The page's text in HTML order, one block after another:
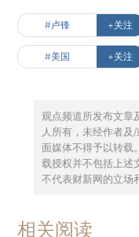
#卢锋 +关注
#美国 +关注
观点频道所发布文章
人所有，未经作者
面媒体不得予以转载
载授权并不包括上述
不代表财新网的立场
相关阅读